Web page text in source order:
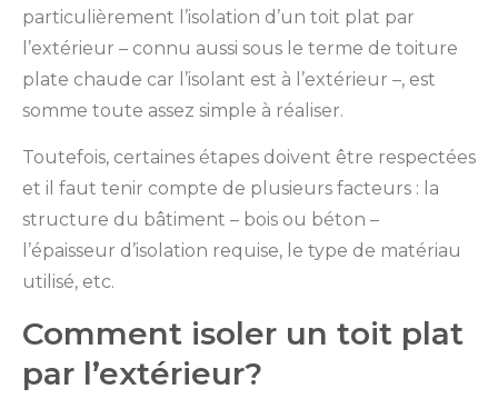
particulièrement l’isolation d’un toit plat par
l’extérieur – connu aussi sous le terme de toiture
plate chaude car l’isolant est à l’extérieur –, est
somme toute assez simple à réaliser.
Toutefois, certaines étapes doivent être respectées
et il faut tenir compte de plusieurs facteurs : la
structure du bâtiment – bois ou béton –
l’épaisseur d’isolation requise, le type de matériau
utilisé, etc.
Comment isoler un toit plat
par l’extérieur?